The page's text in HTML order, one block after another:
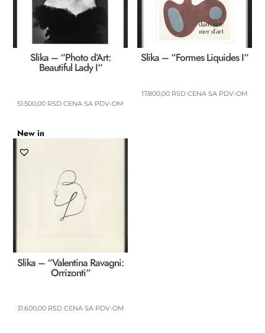
Slika – “Photo d’Art:
Beautiful Lady I“
51.500,00 RSD CENA SA PDV-OM
Slika – “Formes Liquides I“
17.800,00 RSD CENA SA PDV-OM
New in
Slika – “Valentina Ravagni:
Orrizonti“
31.600,00 RSD CENA SA PDV-OM